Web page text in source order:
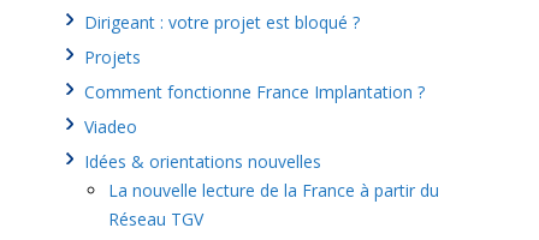
Dirigeant : votre projet est bloqué ?
Projets
Comment fonctionne France Implantation ?
Viadeo
Idées & orientations nouvelles
La nouvelle lecture de la France à partir du
Réseau TGV